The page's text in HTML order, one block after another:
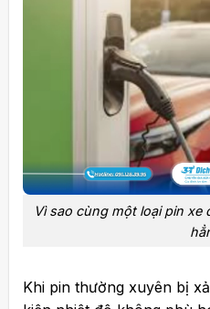
Vì sao cùng một loại pin
Khi pin thường xuyên bị